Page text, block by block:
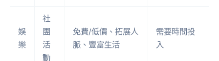
娛
樂
社
團
活
動
免費/低價、拓展人
脈、豐富生活
需要時間投
入